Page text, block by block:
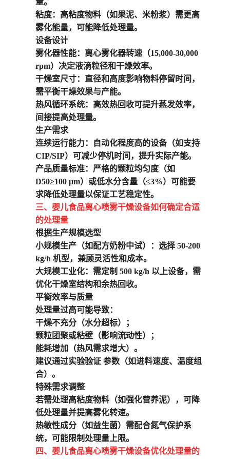
量。
粘度：高粘度物料（如果泥、米粉浆）需更高
雾化能量，可能降低处理量。
设备设计
雾化器性能：离心雾化器转速（15,000-30,000
rpm）决定液滴粒径和干燥效率。
干燥室尺寸：直径和高度影响物料停留时间，
需平衡干燥效果与产能。
热风循环系统：高效热回收可提升蒸发效率，
间接提高处理量。
生产需求
连续运行能力：自动化程度高的设备（如支持
CIP/SIP）可减少停机时间，提升实际产能。
产品质量标准：严格的颗粒均匀度（如
D50≥100 μm）或低水分含量（≤3%）可能要
求降低处理量以保证工艺稳定性。
三、 婴儿食品离心喷雾干燥设备如何确定合适
的处理量
根据生产规模选型
小规模生产 （如配方奶粉中试）：选择 50-200
kg/h 机型，兼顾灵活性和成本。
大规模工业化：需定制 500 kg/h 以上设备，需
优化干燥室结构和余热回收。
平衡效率与质量
处理量过高可能导致：
干燥不充分（水分超标）；
颗粒团聚或粘壁（影响流动性）；
能耗增加（热风需求增大）。
建议通过实验验证 参数（如进料速度、温度组
合）。
特殊需求调整
若需处理高粘度物料（如强化营养泥），可降
低处理量并提高雾化转速。
热敏性成分（如益生菌）需配合氮气保护系
统，可能限制处理量上限。
四、 婴儿食品离心喷雾干燥设备优化处理量的